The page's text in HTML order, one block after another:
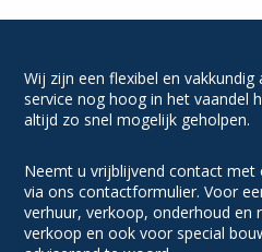
Wij zijn een flexibel en
service nog hoog in het vaandel
altijd zo snel mogelijk geholpen.
Neemt u vrijblijvend contact
via ons contactformulier. Voor
verhuur, verkoop, onderhoud en
verkoop en ook voor special